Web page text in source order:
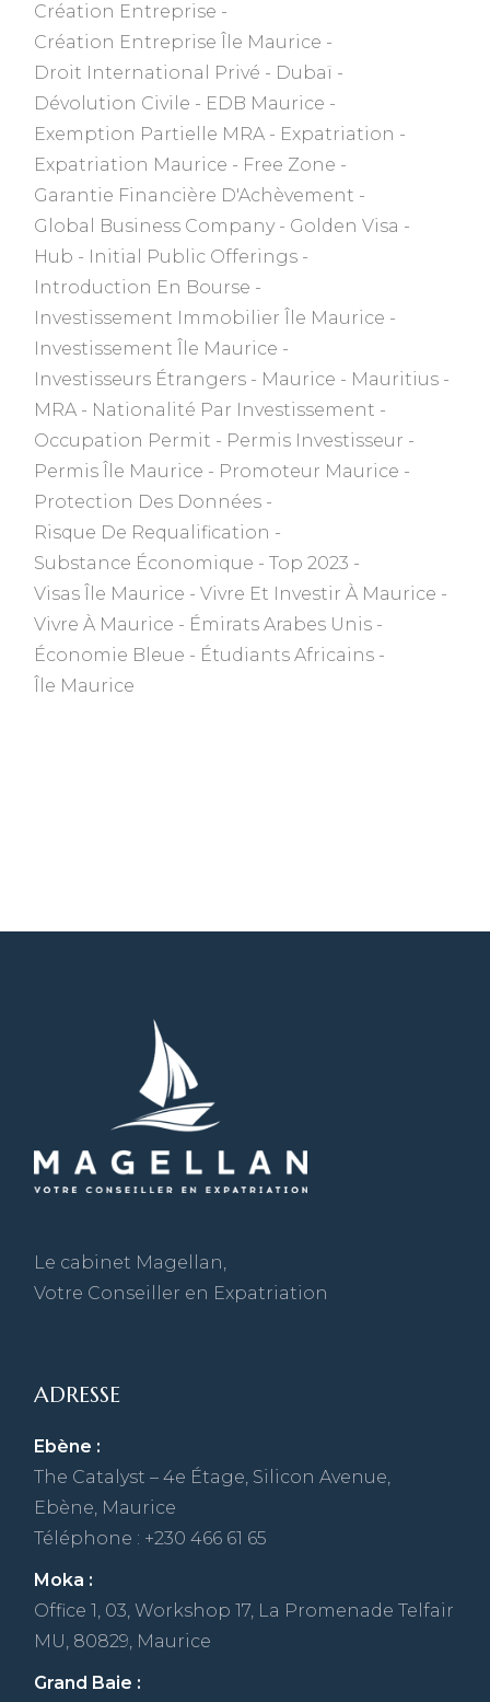
Création Entreprise
Création Entreprise Île Maurice
Droit International Privé
Dubaï
Dévolution Civile
EDB Maurice
Exemption Partielle MRA
Expatriation
Expatriation Maurice
Free Zone
Garantie Financière D'Achèvement
Global Business Company
Golden Visa
Hub
Initial Public Offerings
Introduction En Bourse
Investissement Immobilier Île Maurice
Investissement Île Maurice
Investisseurs Étrangers
Maurice
Mauritius
MRA
Nationalité Par Investissement
Occupation Permit
Permis Investisseur
Permis Île Maurice
Promoteur Maurice
Protection Des Données
Risque De Requalification
Substance Économique
Top 2023
Visas Île Maurice
Vivre Et Investir À Maurice
Vivre À Maurice
Émirats Arabes Unis
Économie Bleue
Étudiants Africains
Île Maurice
Le cabinet Magellan,
Votre Conseiller en Expatriation
ADRESSE
Ebène :
The Catalyst – 4e Étage, Silicon Avenue,
Ebène, Maurice
Téléphone : +230 466 61 65
Moka :
Office 1, 03, Workshop 17, La Promenade Telfair
MU, 80829, Maurice
Grand Baie :